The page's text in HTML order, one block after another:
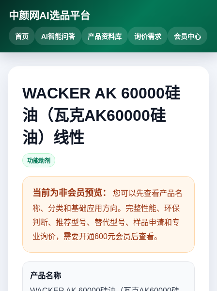
中颜网AI选品平台
首页 AI智能问答 产品资料库 询价需求 会员中心
WACKER AK 60000硅
油（瓦克AK60000硅
油）线性
功能助剂
当前为非会员预览：
您可以先查看产品名
称、分类和基础应用方向。完整性能、环保
判断、推荐型号、替代型号、样品申请和专
业询价，需要开通600元会员后查看。
产品名称